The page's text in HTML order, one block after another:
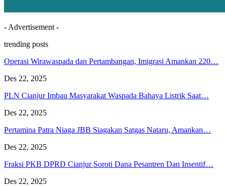
- Advertisement -
trending posts
Operasi Wirawaspada dan Pertambangan, Imigrasi Amankan 220…
Des 22, 2025
PLN Cianjur Imbau Masyarakat Waspada Bahaya Listrik Saat…
Des 22, 2025
Pertamina Patra Niaga JBB Siagakan Satgas Nataru, Amankan…
Des 22, 2025
Fraksi PKB DPRD Cianjur Soroti Dana Pesantren Dan Insentif…
Des 22, 2025